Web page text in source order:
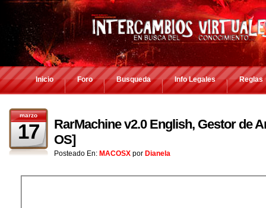
Inicio Foro Busqueda Info Legales Reglas
marzo
17
RarMachine v2.0 English, Gestor de
OS]
Posteado En: MACOSX por Dianela